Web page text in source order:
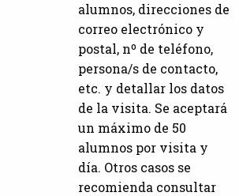
alumnos, direcciones de
correo electrónico y
postal, nº de teléfono,
persona/s de contacto,
etc. y detallar los datos
de la visita. Se aceptará
un máximo de 50
alumnos por visita y
día. Otros casos se
recomienda consultar